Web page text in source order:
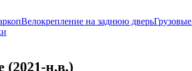
Велокрепление на заднюю дверь
(2021-н.в.)